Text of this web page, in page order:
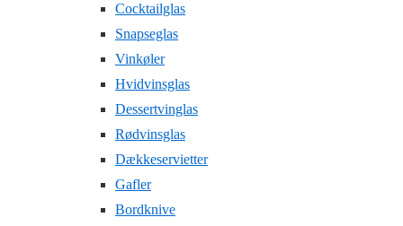
Cocktailglas
Snapseglas
Vinkøler
Hvidvinsglas
Dessertvinglas
Rødvinsglas
Dækkeservietter
Gafler
Bordknive